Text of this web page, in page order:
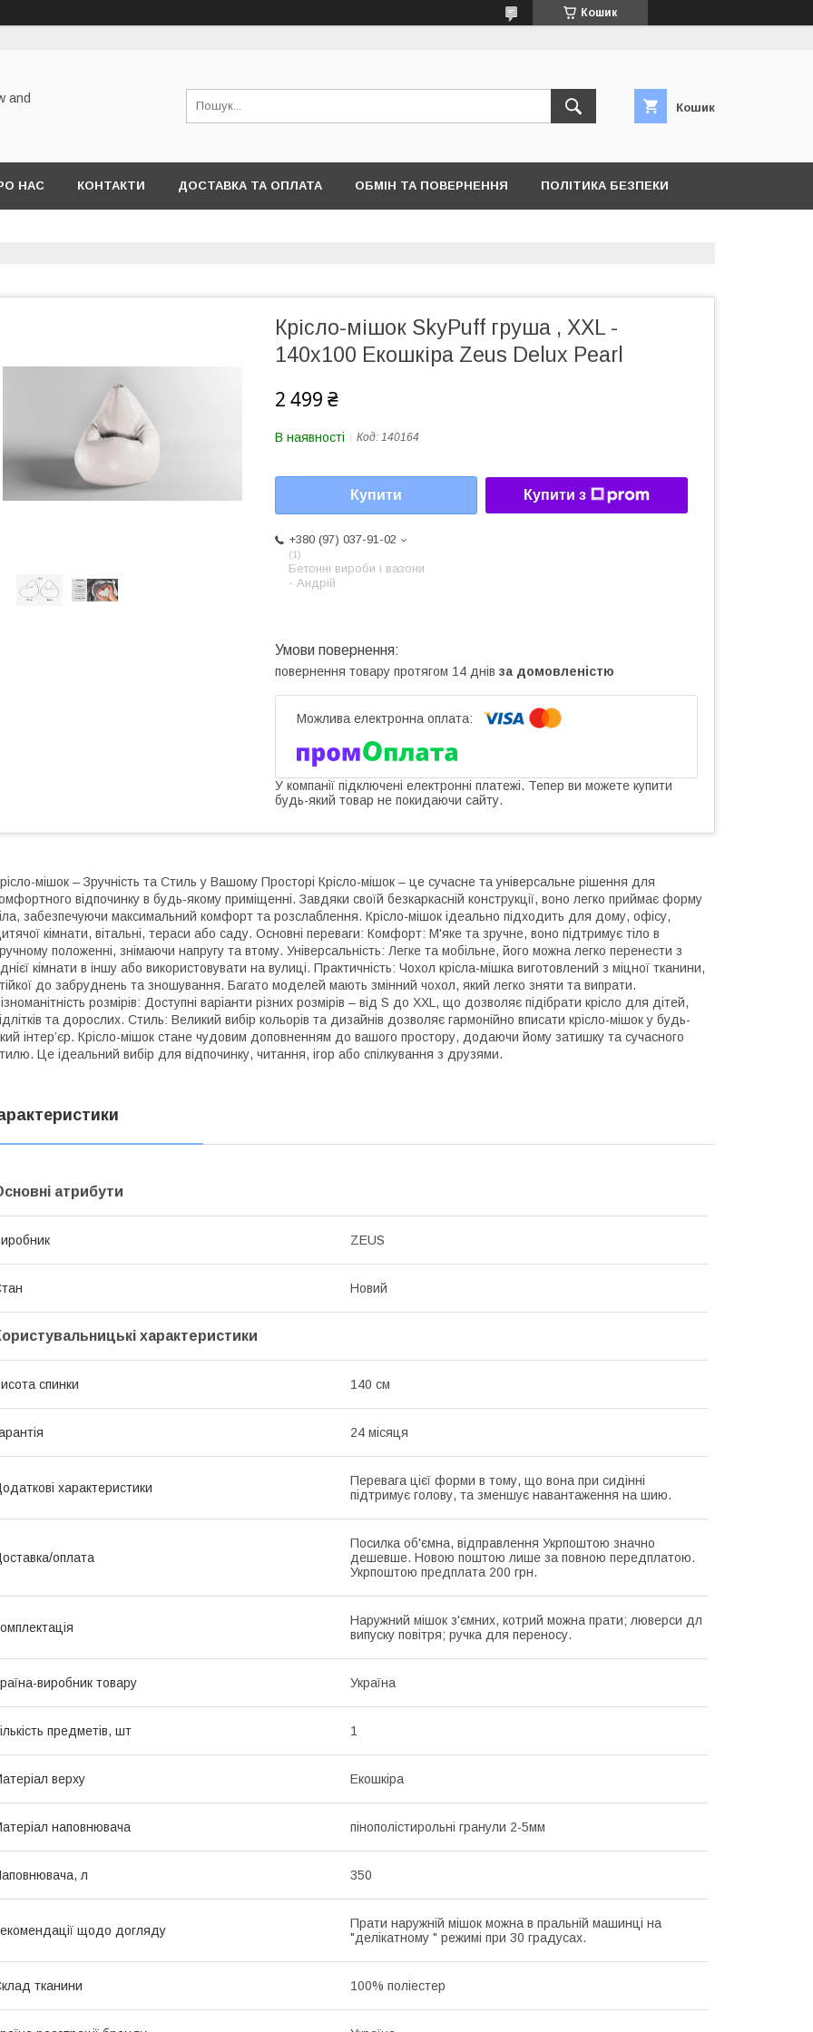
Кошик
and
Кошик
НАС КОНТАКТИ ДОСТАВКА ТА ОПЛАТА ОБМІН ТА ПОВЕРНЕННЯ ПОЛІТИКА БЕЗПЕКИ
Крісло-мішок SkyPuff груша , XXL -
140х100 Екошкіра Zeus Delux Pearl
2 499 ₴
В наявності Код: 140164
Купити Купити з
+380 (97) 037-91-02
1
Бетонні вироби і вазони
- Андрій
повернення товару протягом 14 днів за домовленістю
У компанії підключені електронні платежі. Тепер ви можете купити
будь-який товар не покидаючи сайту.
мішок – Зручність та Стиль у Вашому Просторі Крісло-мішок – це сучасне та універсальне рішення для
відпочинку в будь-якому приміщенні. Завдяки своїй безкаркасній конструкції, воно легко приймає форму
забезпечуючи максимальний комфорт та розслаблення. Крісло-мішок ідеально підходить для дому, офісу,
кімнати, вітальні, тераси або саду. Основні переваги: Комфорт: М'яке та зручне, воно підтримує тіло в
положенні, знімаючи напругу та втому. Універсальність: Легке та мобільне, його можна легко перенести з
кімнати в іншу або використовувати на вулиці. Практичність: Чохол крісла-мішка виготовлений з міцної тканини,
до забруднень та зношування. Багато моделей мають змінний чохол, який легко зняти та випрати.
розмірів: Доступні варіанти різних розмірів – від S до XXL, що дозволяє підібрати крісло для дітей,
та дорослих. Стиль: Великий вибір кольорів та дизайнів дозволяє гармонійно вписати крісло-мішок у будь-
інтер’єр. Крісло-мішок стане чудовим доповненням до вашого простору, додаючи йому затишку та сучасного
Це ідеальний вибір для відпочинку, читання, ігор або спілкування з друзями.
атрибути
ZEUS
Новий
характеристики
спинки 140 см
24 місяця
характеристики
Перевага цієї форми в тому, що вона при сидінні
підтримує голову, та зменшує навантаження на шию.
оплата
Посилка об'ємна, відправлення Укрпоштою значно
дешевше. Новою поштою лише за повною передплатою.
Укрпоштою предплата 200 грн.
Наружний мішок з'ємних, котрий можна прати; люверси дл
випуску повітря; ручка для переносу.
виробник товару Україна
предметів, шт 1
верху Екошкіра
наповнювача пінополістирольні гранули 2-5мм
л 350
щодо догляду
Прати наружній мішок можна в пральній машинці на
"делікатному " режимі при 30 градусах.
тканини 100% поліестер